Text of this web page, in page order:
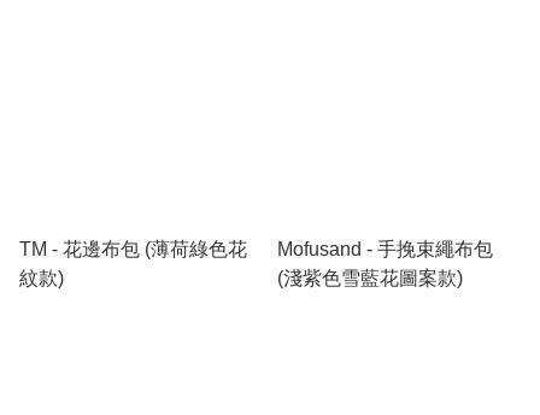
TM - 花邊布包 (薄荷綠色花
紋款)
Mofusand - 手挽束繩布包
(淺紫色雪藍花圖案款)